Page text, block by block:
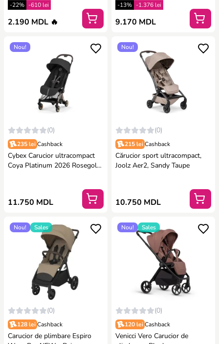
-22% -610 lei
2.190 MDL 🔥
-13% -1.376 lei
9.170 MDL
Nou!
(0)
235 lei Cashback
Cybex Carucior ultracompact
Coya Platinum 2026 Rosegold
11.750 MDL
Nou!
(0)
215 lei Cashback
Cărucior sport ultracompact,
Joolz Aer2, Sandy Taupe
10.750 MDL
Nou! Sales
(0)
128 lei Cashback
Carucior de plimbare Espiro
Nou! Sales
(0)
120 lei Cashback
Venicci Vero Carucior de